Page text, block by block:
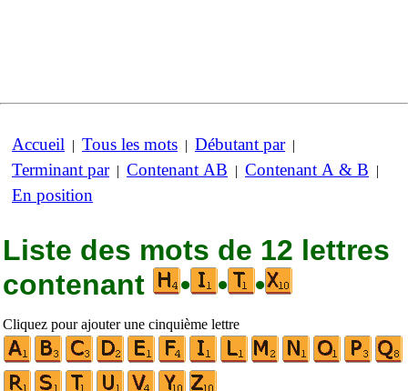
Accueil | Tous les mots | Débutant par|
Terminant par| Contenant AB | Contenant A & B |
En position
Liste des mots de 12 lettres
contenant
• • •
Cliquez pour ajouter une cinquième lettre